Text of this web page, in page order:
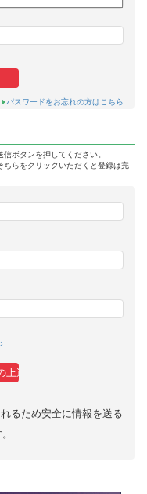
パスワードをお忘れの方はこちら
ボタンを押してください。
ちらをクリックいただくと登録は完
るため安全に情報を送る